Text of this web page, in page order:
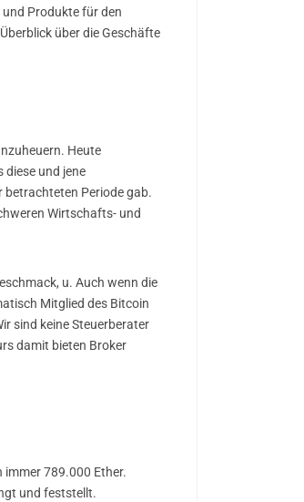
Produkte für den
über die Geschäfte
Heute
und jene
betrachteten Periode gab.
Wirtschafts- und
u. Auch wenn die
Mitglied des Bitcoin
sind keine Steuerberater
damit bieten Broker
immer 789.000 Ether.
und feststellt.